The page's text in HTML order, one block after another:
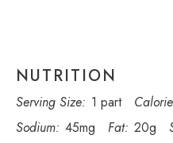
NUTRITION
Serving Size: 1 part
Sodium: 45mg Fat: 20g